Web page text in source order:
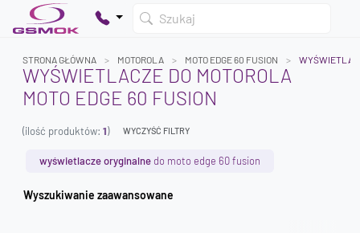
Szukaj
Dodaj produkty, aby kontynuować.
STRONA GŁÓWNA MOTOROLA MOTO EDGE 60 FUSION
WYŚWIETLACZE DO MOTOROLA
MOTO EDGE 60 FUSION
(ilość produktów: 1) WYCZYŚĆ FILTRY
wyświetlacze oryginalne do moto edge 60 fusion
Wyszukiwanie zaawansowane